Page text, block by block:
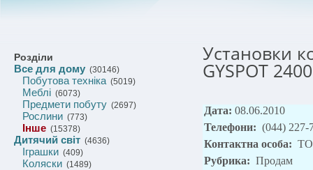
Розділи
Все для дому (30146)
Побутова техніка(5019)
Меблі (6073)
Предмети побуту (2697)
Рослини (773)
Інше (15378)
Дитячий світ (4636)
Іграшки (409)
Коляски (1489)
Установки
GYSPOT
Дата: 08.06.2010
Телефони: (044) 227-
Контактна особа:
Рубрика: Продам